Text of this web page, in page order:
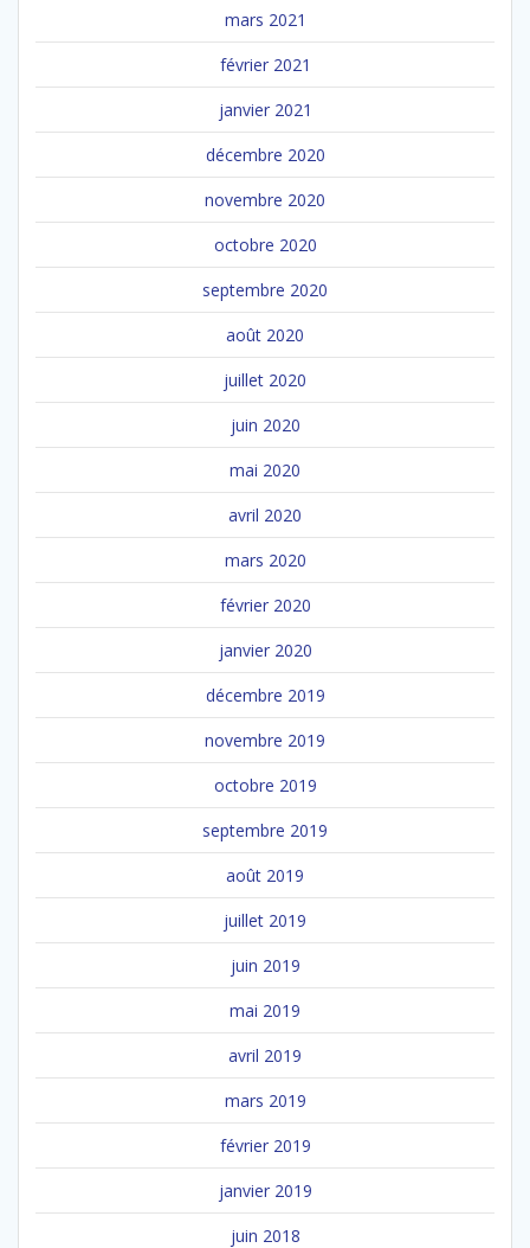
mars 2021
février 2021
janvier 2021
décembre 2020
novembre 2020
octobre 2020
septembre 2020
août 2020
juillet 2020
juin 2020
mai 2020
avril 2020
mars 2020
février 2020
janvier 2020
décembre 2019
novembre 2019
octobre 2019
septembre 2019
août 2019
juillet 2019
juin 2019
mai 2019
avril 2019
mars 2019
février 2019
janvier 2019
juin 2018